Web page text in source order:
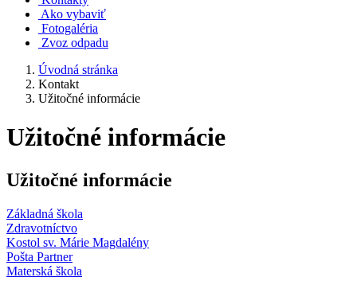
Ako vybaviť
Fotogaléria
Zvoz odpadu
Úvodná stránka
Kontakt
Užitočné informácie
Užitočné informácie
Užitočné informácie
Základná škola
Zdravotníctvo
Kostol sv. Márie Magdalény
Pošta Partner
Materská škola